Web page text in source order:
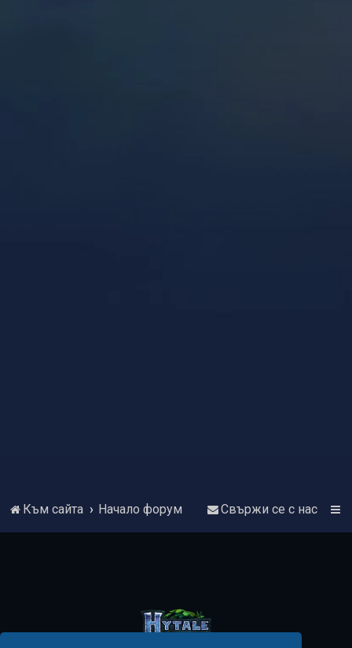
Към сайта Начало форум Свържи се с нас